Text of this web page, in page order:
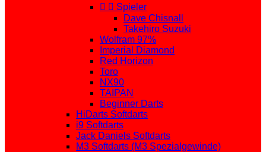
  Spieler
Dave Chisnall
Takehiro Suzuki
Wolfram 97%
Imperial Diamond
Red Horizon
Toro
NX90
TAIPAN
Beginner Darts
HiDarts Softdarts
i9 Softdarts
Jack Daniels Softdarts
M3 Softdarts (M3 Spezialgewinde)